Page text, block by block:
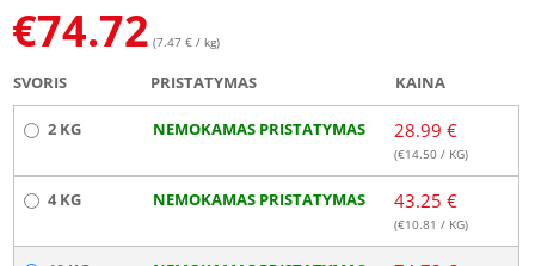
€74.72 (7.47 € / kg)
SVORIS PRISTATYMAS KAINA
2 KG NEMOKAMAS PRISTATYMAS 28.99 €
(€14.50 / KG)
4 KG NEMOKAMAS PRISTATYMAS 43.25 €
(€10.81 / KG)